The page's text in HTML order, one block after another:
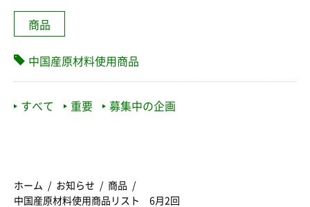
商品
中国産原材料使用商品
すべて 重要 募集中の企画
ホーム お知らせ
商品
中国産原材料使用商品リスト 6月2回